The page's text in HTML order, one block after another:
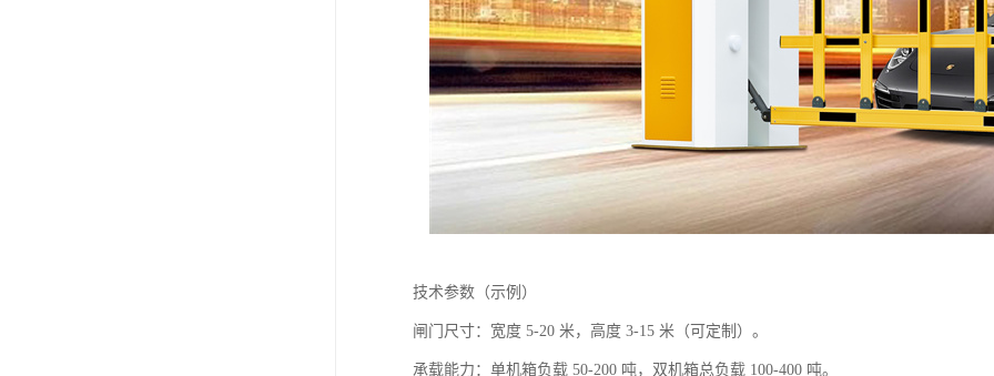
技术参数（示例）
闸门尺寸：宽度 5-20 米，高度 3-15 米（可定制）。
承载能力：单机箱负载 50-200 吨，双机箱总负载 100-400 吨。